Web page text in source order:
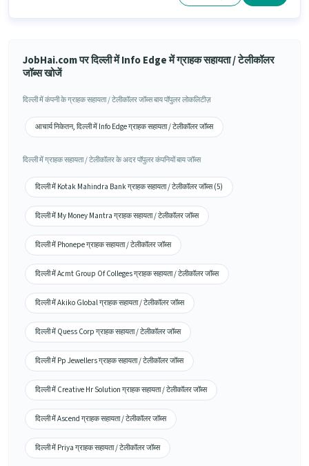
JobHai.com पर दिल्ली में Info Edge में ग्राहक सहायता / टेलीकॉलर
जॉब्स खोजें
दिल्ली में कंपनी के ग्राहक सहायता / टेलीकॉलर जॉब्स बाय पॉपुलर लोकलिटीज़
आचार्य निकेतन, दिल्ली में Info Edge ग्राहक सहायता / टेलीकॉलर जॉब्स
दिल्ली में ग्राहक सहायता / टेलीकॉलर के अदर पॉपुलर कंपनियों बाय जॉब्स
दिल्ली में Kotak Mahindra Bank ग्राहक सहायता / टेलीकॉलर जॉब्स (5)
दिल्ली में My Money Mantra ग्राहक सहायता / टेलीकॉलर जॉब्स
दिल्ली में Phonepe ग्राहक सहायता / टेलीकॉलर जॉब्स
दिल्ली में Acmt Group Of Colleges ग्राहक सहायता / टेलीकॉलर जॉब्स
दिल्ली में Akiko Global ग्राहक सहायता / टेलीकॉलर जॉब्स
दिल्ली में Quess Corp ग्राहक सहायता / टेलीकॉलर जॉब्स
दिल्ली में Pp Jewellers ग्राहक सहायता / टेलीकॉलर जॉब्स
दिल्ली में Creative Hr Solution ग्राहक सहायता / टेलीकॉलर जॉब्स
दिल्ली में Ascend ग्राहक सहायता / टेलीकॉलर जॉब्स
दिल्ली में Priya ग्राहक सहायता / टेलीकॉलर जॉब्स